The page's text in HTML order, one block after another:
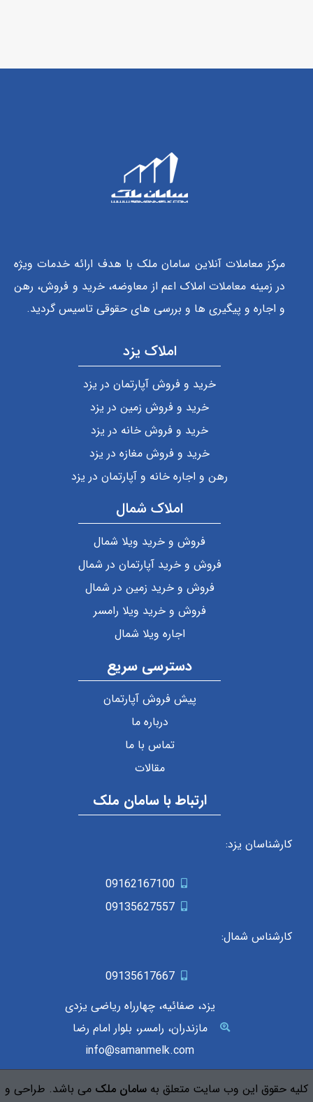
مرکز معاملات آنلاین سامان ملک با هدف ارائه خدمات ویژه
در زمینه معاملات املاک اعم از معاوضه، خرید و فروش، رهن
و اجاره و پیگیری ها و بررسی های حقوقی تاسیس گردید.
املاک یزد
خرید و فروش آپارتمان در یزد
خرید و فروش زمین در یزد
خرید و فروش خانه در یزد
خرید و فروش مغازه در یزد
رهن و اجاره خانه و آپارتمان در یزد
املاک شمال
فروش و خرید ویلا شمال
فروش و خرید آپارتمان در شمال
فروش و خرید زمین در شمال
فروش و خرید ویلا رامسر
اجاره ویلا شمال
دسترسی سریع
پیش فروش آپارتمان
درباره ما
تماس با ما
مقالات
ارتباط با سامان ملک
کارشناسان یزد:
09162167100
09135627557
کارشناس شمال:
09135617667
یزد، صفائیه، چهارراه ریاضی یزدی
مازندران، رامسر، بلوار امام رضا
info@samanmelk.com
کلیه حقوق این وب سایت متعلق به سامان ملک می باشد. طراحی و